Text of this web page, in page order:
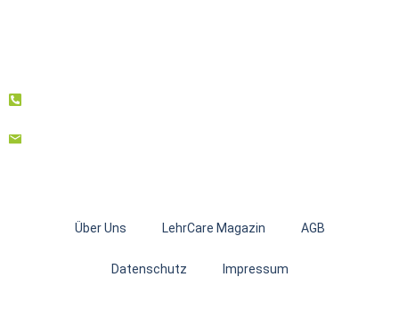
Über Uns LehrCare Magazin AGB
Datenschutz Impressum